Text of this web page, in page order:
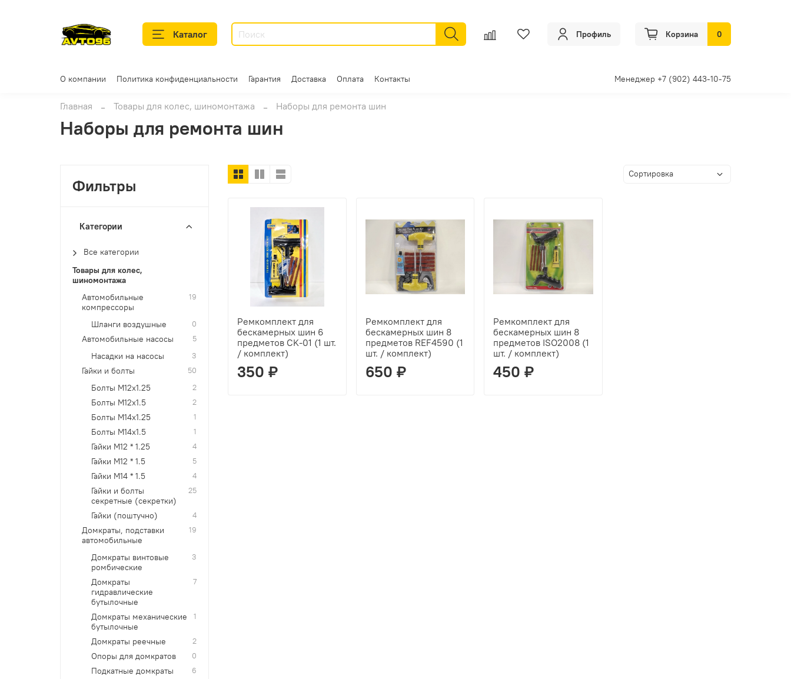
Каталог Профиль Корзина 0
О компании Политика конфиденциальности Гарантия Доставка Оплата Контакты Менеджер +7 (902) 443-10-75
Главная Товары для колес, шиномонтажа Наборы для ремонта шин
Наборы для ремонта шин
Ремкомплект для
бескамерных шин 6
предметов CK-01 (1 шт.
/ комплект)
350 ₽
Ремкомплект для
бескамерных шин 8
предметов REF4590 (1
шт. / комплект)
650 ₽
Ремкомплект для
бескамерных шин 8
предметов ISO2008 (1
шт. / комплект)
450 ₽
Фильтры
Категории
Все категории
Товары для колес,
шиномонтажа
Автомобильные
компрессоры
19
Шланги воздушные 0
Автомобильные насосы 5
Насадки на насосы 3
Гайки и болты 50
Болты M12x1.25 2
Болты M12x1.5 2
Болты M14x1.25 1
Болты M14x1.5 1
Гайки М12 * 1.25 4
Гайки M12 * 1.5 5
Гайки М14 * 1.5 4
Гайки и болты
секретные (секретки)
25
Гайки (поштучно) 4
Домкраты, подставки
автомобильные
19
Домкраты винтовые
ромбические
3
Домкраты
гидравлические
бутылочные
7
Домкраты механические
бутылочные
1
Домкраты реечные 2
Опоры для домкратов 0
Подкатные домкраты 6